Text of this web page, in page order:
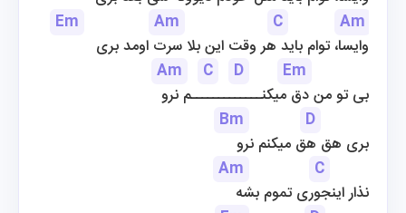
Em
Am C
Am
وایسا، توام باید هر وقت این بلا سرت اومد بری
Am
C D
Em
بی تو من دق میکنـــــــــــــم نرو
Bm
D
بری هق هق میکنم نرو
Am
C
نذار اینجوری تموم بشه